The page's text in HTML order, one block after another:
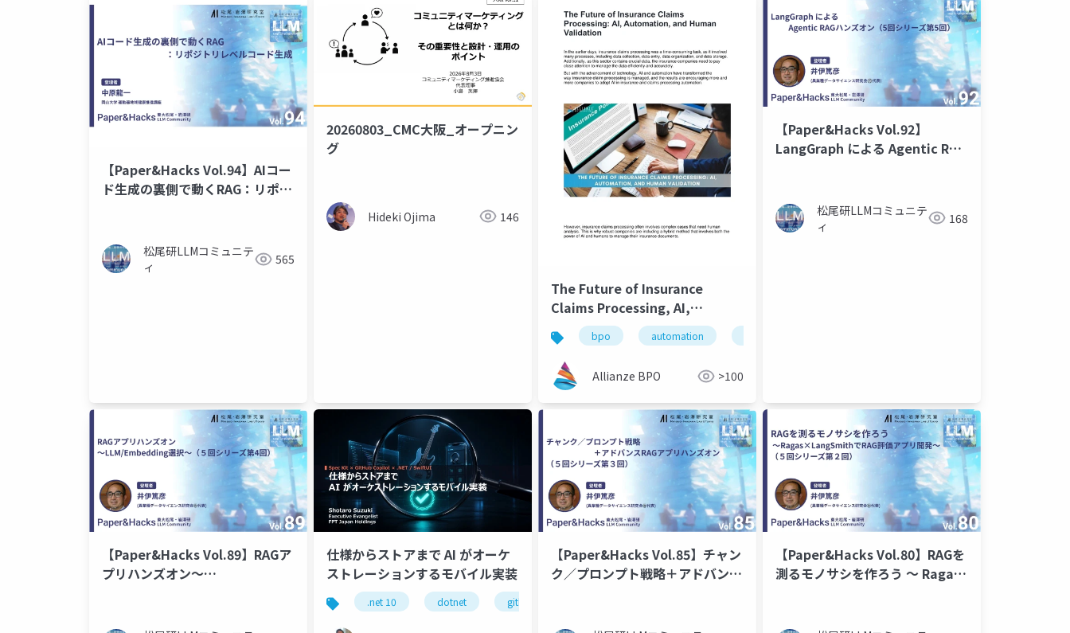
【Paper&Hacks Vol.94】AIコー
ド生成の裏側で動くRAG：リポジ
松尾研LLMコミュニテ
ィ
565
20260803_CMC大阪_オープニン
グ
Hideki Ojima 146
The Future of Insurance
Claims Processing, AI,
Automation, and Human
Validation
bpo automation
Allianze BPO >100
【Paper&Hacks Vol.92】
LangGraph による Agentic RAG
松尾研LLMコミュニテ
ィ
168
【Paper&Hacks Vol.89】RAGア
プリハンズオン～
仕様からストアまで AI がオーケ
ストレーションするモバイル実装
.net 10 dotnet github copilot
【Paper&Hacks Vol.85】チャン
ク／プロンプト戦略＋アドバンス
【Paper&Hacks Vol.80】RAGを
測るモノサシを作ろう 〜 Ragas